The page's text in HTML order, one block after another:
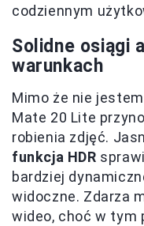
codziennym
Solidne osiągi
warunkach
Mimo że nie
Mate 20 Lite
robienia zdjęć.
funkcja HDR
bardziej
widoczne. Zdarza
wideo, choć w tym